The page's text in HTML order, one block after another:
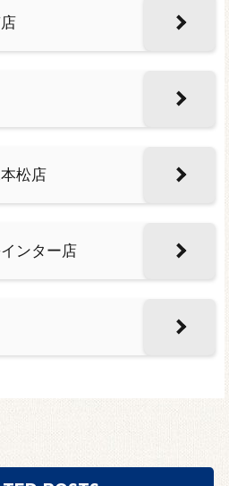
松店
ンター店